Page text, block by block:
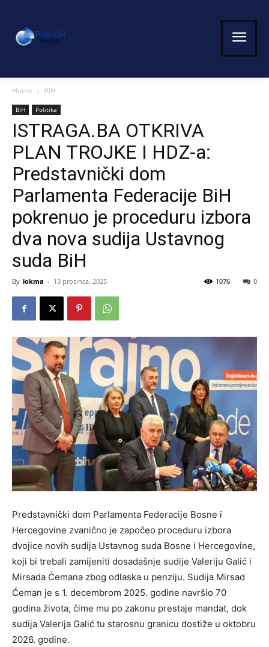
Home BiH
BiH Politika
ISTRAGA.BA OTKRIVA
PLAN TROJKE I HDZ-a:
Predstavnički dom
Parlamenta Federacije BiH
pokrenuo je proceduru izbora
dva nova sudija Ustavnog
suda BiH
By lokma - 13 prosinca, 2025 0
1076
Predstavnički dom Parlamenta Federacije Bosne i
Hercegovine zvanično je započeo proceduru izbora
dvojice novih sudija Ustavnog suda Bosne i Hercegovine,
koji bi trebali zamijeniti dosadašnje sudije Valeriju Galić i
Mirsada Ćemana zbog odlaska u penziju. Sudija Mirsad
Ćeman je s 1. decembrom 2025. godine navršio 70
godina života, čime mu po zakonu prestaje mandat, dok
sudija Valerija Galić tu starosnu granicu dostiže u oktobru
2026. godine.